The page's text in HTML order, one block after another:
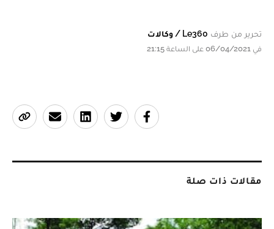
تحرير من طرف Le360 / وكالات
في 06/04/2021 على الساعة 21:15
مقالات ذات صلة